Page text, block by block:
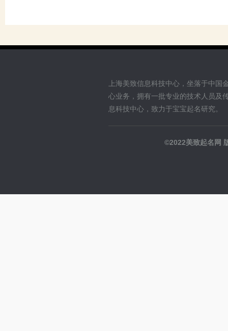
上海美致信息科技中心，坐落于中
心业务，拥有一批专业的技术人员及
息科技中心，致力于宝宝起名研究。
©2022美致起名网